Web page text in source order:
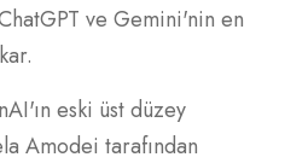
ve Gemini'nin en
eski üst düzey
Amodei tarafından